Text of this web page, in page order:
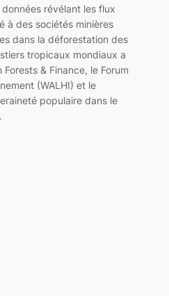
révélant les flux
à des sociétés minières
dans la déforestation des
tropicaux mondiaux a
& Finance, le Forum
(WALHI) et le
populaire dans le